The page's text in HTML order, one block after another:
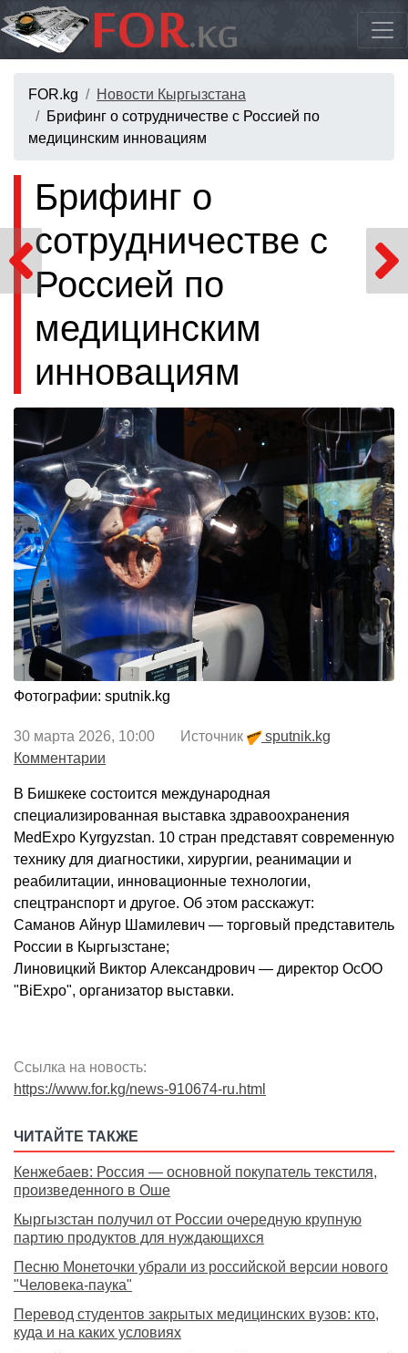
FOR.kg
Новости Кыргызстана
Брифинг о сотрудничестве с Россией по
медицинским инновациям
Брифинг о
сотрудничестве с
Россией по
медицинским
инновациям
Фотографии: sputnik.kg
30 марта 2026, 10:00 Источник
sputnik.kg
Комментарии
В Бишкеке состоится международная
специализированная выставка здравоохранения
MedExpo Kyrgyzstan. 10 стран представят современную
технику для диагностики, хирургии, реанимации и
реабилитации, инновационные технологии,
спецтранспорт и другое. Об этом расскажут:
Саманов Айнур Шамилевич — торговый представитель
России в Кыргызстане;
Линовицкий Виктор Александрович — директор ОсОО
"BiExpo", организатор выставки.
Ссылка на новость:
https://www.for.kg/news-910674-ru.html
ЧИТАЙТЕ ТАКЖЕ
Кенжебаев: Россия — основной покупатель текстиля,
произведенного в Оше
Кыргызстан получил от России очередную крупную
партию продуктов для нуждающихся
Песню Монеточки убрали из российской версии нового
"Человека-паука"
Перевод студентов закрытых медицинских вузов: кто,
куда и на каких условиях